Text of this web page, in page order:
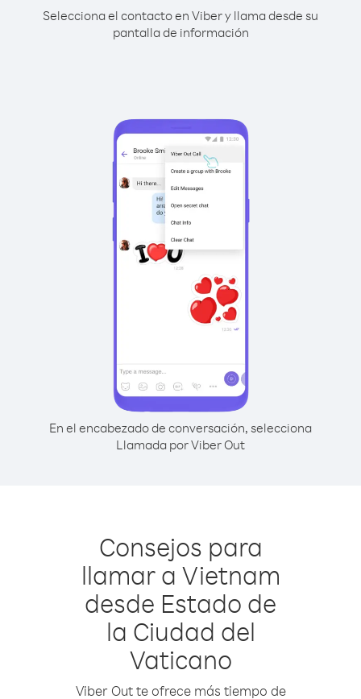
Selecciona el contacto en Viber y llama desde su
pantalla de información
En el encabezado de conversación, selecciona
Llamada por Viber Out
Consejos para
llamar a Vietnam
desde Estado de
la Ciudad del
Vaticano
Viber Out te ofrece más tiempo de